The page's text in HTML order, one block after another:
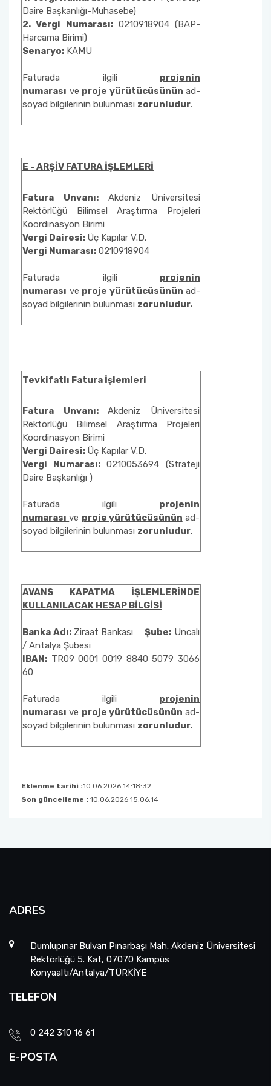
Daire Başkanlığı-Muhasebe)
2. Vergi Numarası:0210918904 (BAP-
Harcama Birimi)
Senaryo: KAMU
Faturada ilgili projenin
numarası ve proje yürütücüsünün ad-
soyad bilgilerinin bulunması zorunludur.
E - ARŞİV FATURA İŞLEMLERİ
Fatura Unvanı: Akdeniz Üniversitesi
Rektörlüğü Bilimsel Araştırma Projeleri
Koordinasyon Birimi
Vergi Dairesi: Üç Kapılar V.D.
Vergi Numarası: 0210918904
Faturada ilgili projenin
numarası ve proje yürütücüsünün ad-
soyad bilgilerinin bulunması zorunludur.
Tevkifatlı Fatura İşlemleri
Fatura Unvanı:Akdeniz Üniversitesi
Rektörlüğü Bilimsel Araştırma Projeleri
Koordinasyon Birimi
Vergi Dairesi: Üç Kapılar V.D.
Vergi Numarası: 0210053694 (Strateji
Daire Başkanlığı )
Faturada ilgili projenin
numarası ve proje yürütücüsünün ad-
soyad bilgilerinin bulunması zorunludur.
AVANS KAPATMA İŞLEMLERİNDE
KULLANILACAK HESAP BİLGİSİ
Banka Adı: Ziraat BankasıŞube: Uncalı
/ Antalya Şubesi
IBAN: TR09 0001 0019 8840 5079 3066
60
Faturada ilgili projenin
numarası ve proje yürütücüsünün ad-
soyad bilgilerinin bulunması zorunludur.
Eklenme tarihi :10.06.2026 14:18:32
Son güncelleme : 10.06.2026 15:06:14
ADRES
Dumlupınar Bulvarı Pınarbaşı Mah. Akdeniz Üniversitesi
Rektörlüğü 5. Kat, 07070 Kampüs
Konyaaltı/Antalya/TÜRKİYE
TELEFON
0 242 310 16 61
E-POSTA
Üniversite-Kamu-Sanayi İş Birliği Projesi
(ÜKSİP)
Lisans Öğrencisi Bilimsel Araştırma Projeleri
YÖK Öncelikli Alan Projeleri: Sağlıkta Dijital
Teknolojiler
Uluslararası Katılımlı Araştırma Projesi (UKAP)
Eş Finansmanlı Bilimsel Araştırma Projesi
(EFAP)
Altyapı Projeleri (AYP)
Güdümlü Projeler (GÜP)